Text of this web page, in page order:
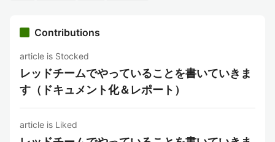
Contributions
article is Stocked
レッドチームでやっていることを書いていきま
す（ドキュメント化＆レポート）
article is Liked